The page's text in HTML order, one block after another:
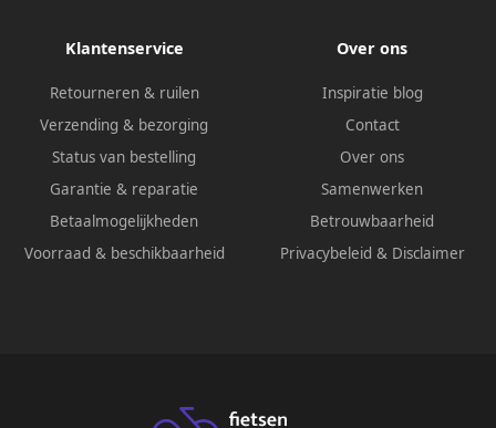
Klantenservice
Retourneren & ruilen
Verzending & bezorging
Status van bestelling
Garantie & reparatie
Betaalmogelijkheden
Voorraad & beschikbaarheid
Over ons
Inspiratie blog
Contact
Over ons
Samenwerken
Betrouwbaarheid
Privacybeleid & Disclaimer